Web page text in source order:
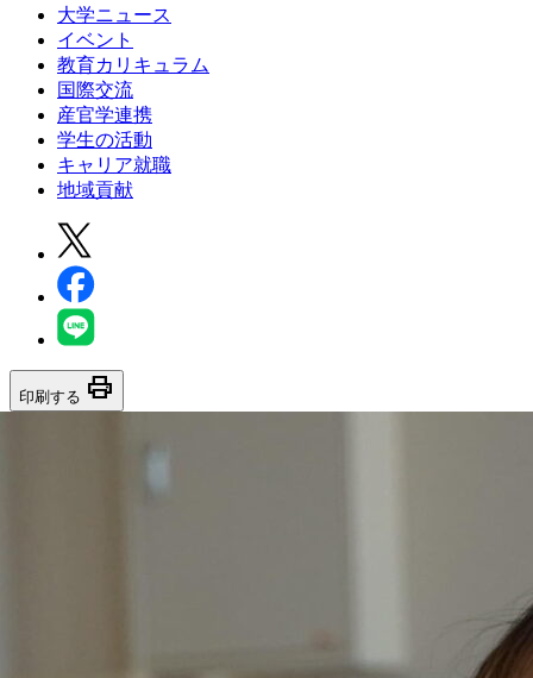
大学ニュース
イベント
教育カリキュラム
国際交流
産官学連携
学生の活動
キャリア就職
地域貢献
印刷する print